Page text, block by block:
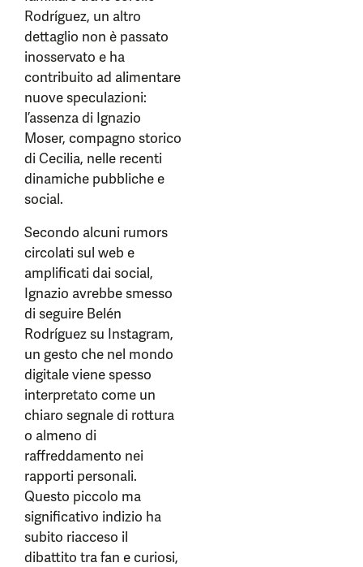
Rodríguez, un altro
dettaglio non è passato
inosservato e ha
contribuito ad alimentare
nuove speculazioni:
l’assenza di Ignazio
Moser, compagno storico
di Cecilia, nelle recenti
dinamiche pubbliche e
social.
Secondo alcuni rumors
circolati sul web e
amplificati dai social,
Ignazio avrebbe smesso
di seguire Belén
Rodríguez su Instagram,
un gesto che nel mondo
digitale viene spesso
interpretato come un
chiaro segnale di rottura
o almeno di
raffreddamento nei
rapporti personali.
Questo piccolo ma
significativo indizio ha
subito riacceso il
dibattito tra fan e curiosi,